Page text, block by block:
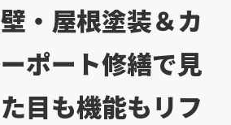
壁・屋根塗装＆カ
ーポート修繕で見
た目も機能もリフ